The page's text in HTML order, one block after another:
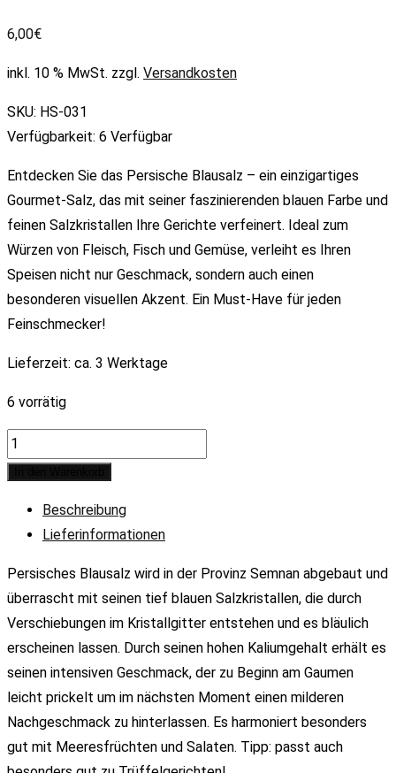
6,00€
inkl. 10 % MwSt. zzgl. Versandkosten
SKU: HS-031
Verfügbarkeit: 6 Verfügbar
Entdecken Sie das Persische Blausalz – ein einzigartiges
Gourmet-Salz, das mit seiner faszinierenden blauen Farbe und
feinen Salzkristallen Ihre Gerichte verfeinert. Ideal zum
Würzen von Fleisch, Fisch und Gemüse, verleiht es Ihren
Speisen nicht nur Geschmack, sondern auch einen
besonderen visuellen Akzent. Ein Must-Have für jeden
Feinschmecker!
Lieferzeit: ca. 3 Werktage
6 vorrätig
Persisches
Blausalz
Beschreibung
Lieferinformationen
Persisches Blausalz wird in der Provinz Semnan abgebaut und
überrascht mit seinen tief blauen Salzkristallen, die durch
Verschiebungen im Kristallgitter entstehen und es bläulich
erscheinen lassen. Durch seinen hohen Kaliumgehalt erhält es
seinen intensiven Geschmack, der zu Beginn am Gaumen
leicht prickelt um im nächsten Moment einen milderen
Nachgeschmack zu hinterlassen. Es harmoniert besonders
gut mit Meeresfrüchten und Salaten. Tipp: passt auch